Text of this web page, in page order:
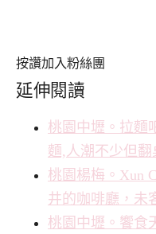
按讚加入粉絲團
延伸閱讀
桃園中壢。拉麵
麵,人潮不少但翻
桃園楊梅。Xun
井的咖啡廳，未
桃園中壢。饗食